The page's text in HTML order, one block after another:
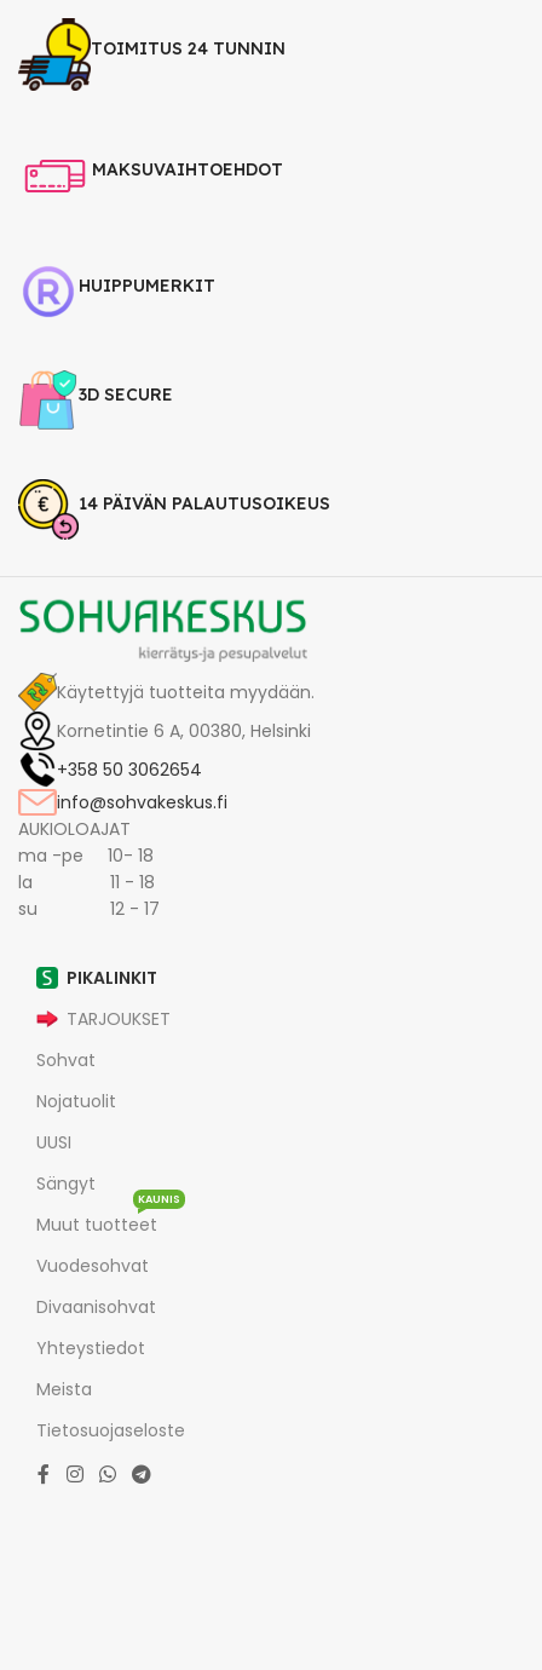
TOIMITUS 24 TUNNIN
MAKSUVAIHTOEHDOT
HUIPPUMERKIT
3D SECURE
14 PÄIVÄN PALAUTUSOIKEUS
Käytettyjä tuotteita myydään.
Kornetintie 6 A, 00380, Helsinki
+358 50 3062654
info@sohvakeskus.fi
AUKIOLOAJAT
ma -pe 10- 18
la 11 - 18
su 12 - 17
PIKALINKIT
TARJOUKSET
Sohvat
Nojatuolit
UUSI
Sängyt
Muut tuotteet
KAUNIS
Vuodesohvat
Divaanisohvat
Yhteystiedot
Meista
Tietosuojaseloste